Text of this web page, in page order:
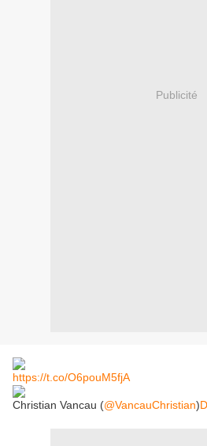
Publicité
https://t.co/O6pouM5fjA
Christian Vancau (@VancauChristian)